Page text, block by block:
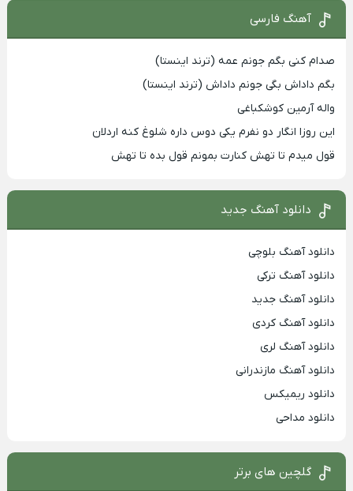
آهنگ فارسی
صدام کنی بگم جونم عمه (ترند اینستا)
بگم داداش بگی جونم داداش (ترند اینستا)
واله آرمین کوشکباغی
این روزا انگار دو نفرم یکی دوس داره شلوغ کنه اردلان
قول میدم تا تهش کنارت بمونم قول بده تا تهش
دانلود آهنگ جدید
دانلود آهنگ بلوچی
دانلود آهنگ ترکی
دانلود آهنگ جدید
دانلود آهنگ کردی
دانلود آهنگ لری
دانلود آهنگ مازندرانی
دانلود ریمیکس
دانلود مداحی
گلچین های برتر